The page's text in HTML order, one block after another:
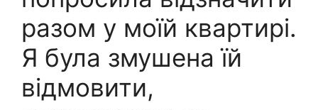
разом у моїй квартирі.
Я була змушена їй
відмовити,